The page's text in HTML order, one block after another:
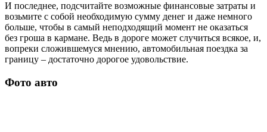
И последнее, подсчитайте возможные финансовые затраты и
возьмите с собой необходимую сумму денег и даже немного
больше, чтобы в самый неподходящий момент не оказаться
без гроша в кармане. Ведь в дороге может случиться всякое, и,
вопреки сложившемуся мнению, автомобильная поездка за
границу – достаточно дорогое удовольствие.
Фото авто